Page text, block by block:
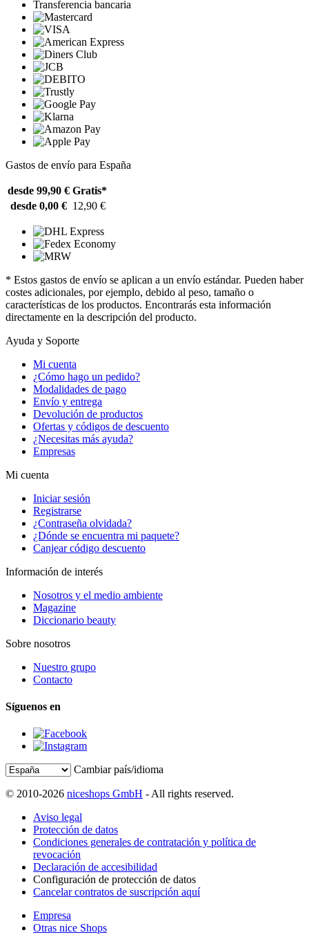
Transferencia bancaria
Gastos de envío para España
desde 99,90 € Gratis*
desde 0,00 € 12,90 €
* Estos gastos de envío se aplican a un envío estándar. Pueden haber
costes adicionales, por ejemplo, debido al peso, tamaño o
características de los productos. Encontrarás esta información
directamente en la descripción del producto.
Ayuda y Soporte
Mi cuenta
¿Cómo hago un pedido?
Modalidades de pago
Envío y entrega
Devolución de productos
Ofertas y códigos de descuento
¿Necesitas más ayuda?
Empresas
Mi cuenta
Iniciar sesión
Registrarse
¿Contraseña olvidada?
¿Dónde se encuentra mi paquete?
Canjear código descuento
Información de interés
Nosotros y el medio ambiente
Magazine
Diccionario beauty
Sobre nosotros
Nuestro grupo
Contacto
Síguenos en
Cambiar país/idioma
© 2010-2026 niceshops GmbH - All rights reserved.
Aviso legal
Protección de datos
Condiciones generales de contratación y política de
revocación
Declaración de accesibilidad
Configuración de protección de datos
Cancelar contratos de suscripción aquí
Empresa
Otras nice Shops